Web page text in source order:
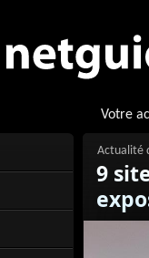
Votre
9